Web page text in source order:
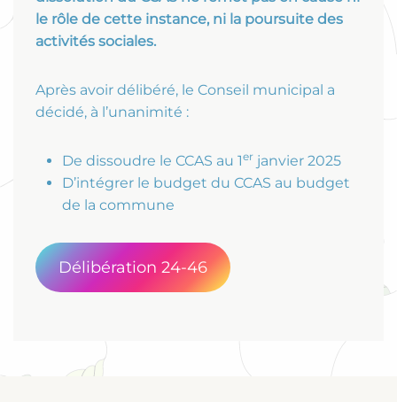
le rôle de cette instance, ni la poursuite des
activités sociales.
Après avoir délibéré, le Conseil municipal a
décidé, à l’unanimité :
De dissoudre le CCAS au 1er janvier 2025
D’intégrer le budget du CCAS au budget
de la commune
Délibération 24-46